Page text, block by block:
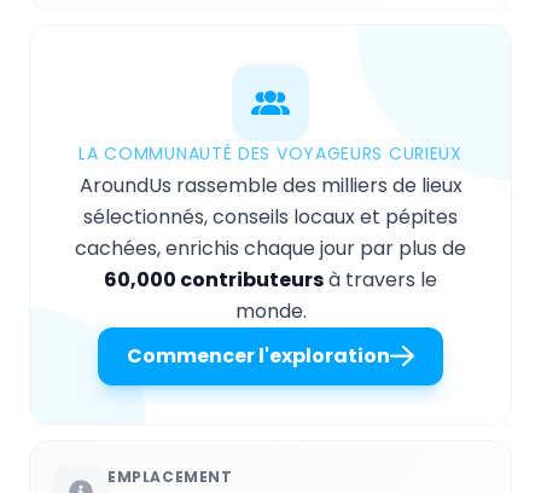
LA COMMUNAUTÉ DES VOYAGEURS CURIEUX
AroundUs rassemble des milliers de lieux
sélectionnés, conseils locaux et pépites
cachées, enrichis chaque jour par plus de
60,000 contributeursà travers le
monde.
Commencer l'exploration
EMPLACEMENT